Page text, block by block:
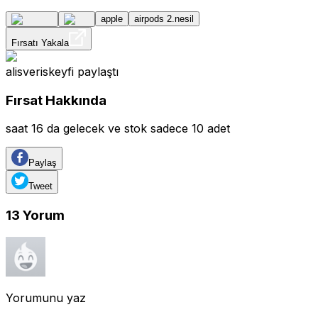
apple airpods 2.nesil
Fırsatı Yakala
alisveriskeyfi paylaştı
Fırsat Hakkında
saat 16 da gelecek ve stok sadece 10 adet
Paylaş
Tweet
13 Yorum
Yorumunu yaz